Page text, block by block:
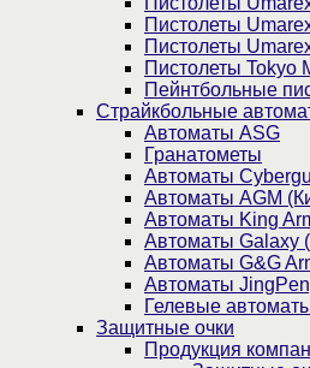
Пистолеты
Пистолеты
Пистолеты Tokyo
Пейнтбольные
Страйкбольные
Автоматы ASG
Гранатометы
Автоматы
Автоматы AGM
Автоматы King
Автоматы Galaxy
Автоматы G&G
Автоматы
Гелевые
Защитные очки
Продукция